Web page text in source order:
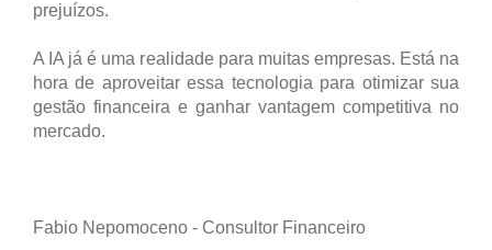
prejuízos.
A IA já é uma realidade para muitas empresas. Está na
hora de aproveitar essa tecnologia para otimizar sua
gestão financeira e ganhar vantagem competitiva no
mercado.
Fabio Nepomoceno - Consultor Financeiro